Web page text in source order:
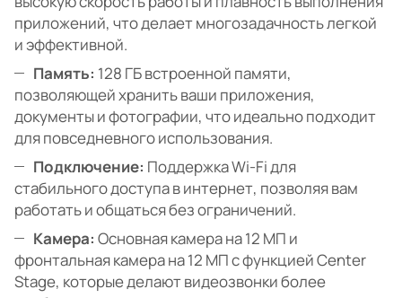
приложений, что делает многозадачность легкой
и эффективной.
Память: 128 ГБ встроенной памяти,
позволяющей хранить ваши приложения,
документы и фотографии, что идеально подходит
для повседневного использования.
Подключение: Поддержка Wi-Fi для
стабильного доступа в интернет, позволяя вам
работать и общаться без ограничений.
Камера: Основная камера на 12 МП и
фронтальная камера на 12 МП с функцией Center
Stage, которые делают видеозвонки более